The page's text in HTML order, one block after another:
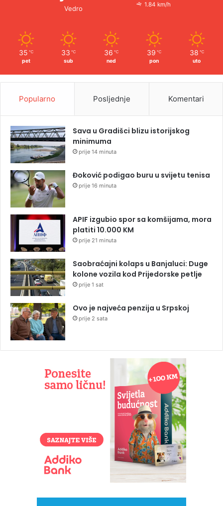
Vedro 1.84 km/h
35 ℃
pet
33 ℃
sub
36 ℃
ned
39 ℃
pon
38 ℃
uto
Popularno Posljednje Komentari
Sava u Gradišci blizu istorijskog
minimuma
prije 14 minuta
Đoković podigao buru u svijetu tenisa
prije 16 minuta
APIF izgubio spor sa komšijama, mora
platiti 10.000 KM
prije 21 minuta
Saobraćajni kolaps u Banjaluci: Duge
kolone vozila kod Prijedorske petlje
prije 1 sat
Ovo je najveća penzija u Srpskoj
prije 2 sata